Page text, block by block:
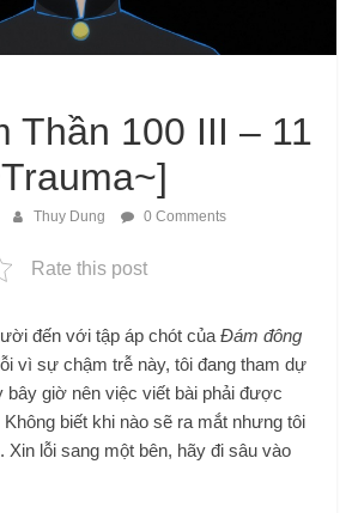
Thần 100 III – 11
Thuy Dung 0 Comments
Rate this post
đến với tập áp chót củaĐám đông
vì sự chậm trễ này, tôi đang tham dự
bây giờ nên việc viết bài phải được
biết khi nào sẽ ra mắt nhưng tôi
Xin lỗi sang một bên, hãy đi sâu vào